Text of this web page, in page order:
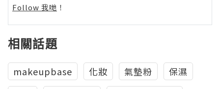
Follow 我哋 ！
相關話題
makeupbase 化妝 氣墊粉
保濕